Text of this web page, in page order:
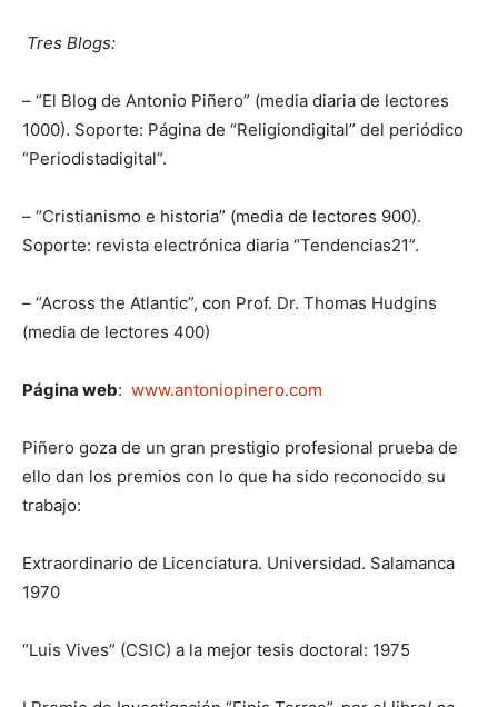
Tres Blogs:
– “El Blog de Antonio Piñero” (media diaria de lectores
1000). Soporte: Página de “Religiondigital” del periódico
“Periodistadigital”.
– “Cristianismo e historia” (media de lectores 900).
Soporte: revista electrónica diaria “Tendencias21”.
– “Across the Atlantic”, con Prof. Dr. Thomas Hudgins
(media de lectores 400)
Página web: www.antoniopinero.com
Piñero goza de un gran prestigio profesional prueba de
ello dan los premios con lo que ha sido reconocido su
trabajo:
Extraordinario de Licenciatura. Universidad. Salamanca
1970
“Luis Vives” (CSIC) a la mejor tesis doctoral: 1975